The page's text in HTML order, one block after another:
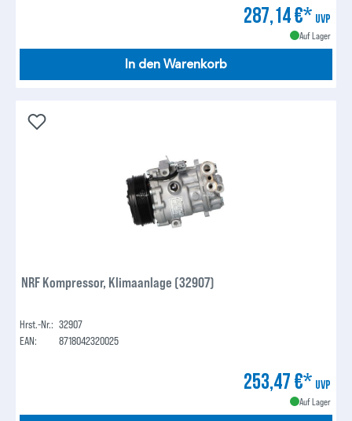
287,14 €* UVP
Auf Lager
In den Warenkorb
NRF Kompressor, Klimaanlage (32907)
Hrst.-Nr.: 32907
EAN:
8718042320025
253,47 €* UVP
Auf Lager